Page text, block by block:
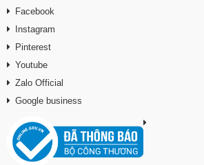
Facebook
Instagram
Pinterest
Youtube
Zalo Official
Google business